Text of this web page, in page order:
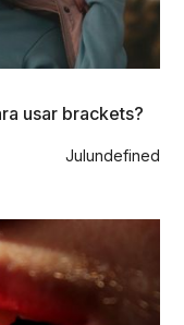
usar brackets?
Julundefined